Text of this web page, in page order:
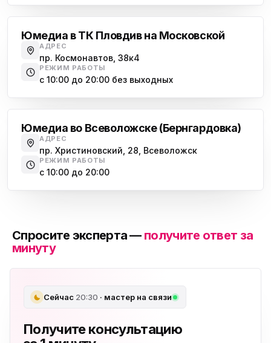
Юмедиа в ТК Пловдив на Московской
АДРЕС
пр. Космонавтов, 38к4
РЕЖИМ РАБОТЫ
с 10:00 до 20:00 без выходных
Юмедиа во Всеволожске (Бернгардовка)
АДРЕС
пр. Христиновский, 28, Всеволожск
РЕЖИМ РАБОТЫ
с 10:00 до 20:00
Спросите эксперта — получите ответ за
минуту
Сейчас 20:30 · мастер на связи
Получите консультацию